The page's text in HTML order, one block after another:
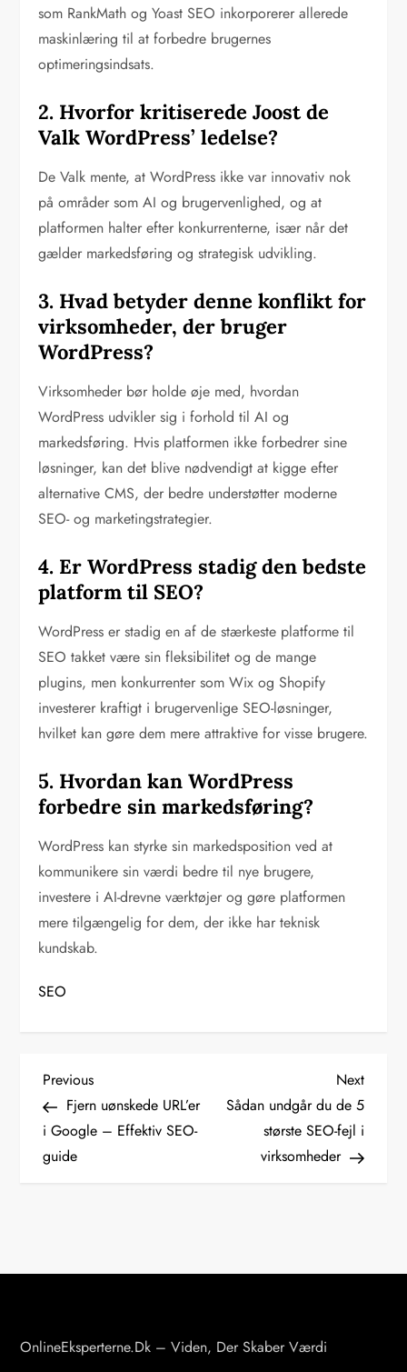
som RankMath og Yoast SEO inkorporerer allerede
maskinlæring til at forbedre brugernes
optimeringsindsats.
2. Hvorfor kritiserede Joost de
Valk WordPress’ ledelse?
De Valk mente, at WordPress ikke var innovativ nok
på områder som AI og brugervenlighed, og at
platformen halter efter konkurrenterne, især når det
gælder markedsføring og strategisk udvikling.
3. Hvad betyder denne konflikt for
virksomheder, der bruger
WordPress?
Virksomheder bør holde øje med, hvordan
WordPress udvikler sig i forhold til AI og
markedsføring. Hvis platformen ikke forbedrer sine
løsninger, kan det blive nødvendigt at kigge efter
alternative CMS, der bedre understøtter moderne
SEO- og marketingstrategier.
4. Er WordPress stadig den bedste
platform til SEO?
WordPress er stadig en af de stærkeste platforme til
SEO takket være sin fleksibilitet og de mange
plugins, men konkurrenter som Wix og Shopify
investerer kraftigt i brugervenlige SEO-løsninger,
hvilket kan gøre dem mere attraktive for visse brugere.
5. Hvordan kan WordPress
forbedre sin markedsføring?
WordPress kan styrke sin markedsposition ved at
kommunikere sin værdi bedre til nye brugere,
investere i AI-drevne værktøjer og gøre platformen
mere tilgængelig for dem, der ikke har teknisk
kundskab.
SEO
I
n
d
l
v
Previous
Post
Previous
Fjern uønskede URL’er
i Google – Effektiv SEO-
guide
Next
Post
Next
Sådan undgår du de 5
største SEO-fejl i
virksomheder
OnlineEksperterne.dk – Viden, Der Skaber Værdi